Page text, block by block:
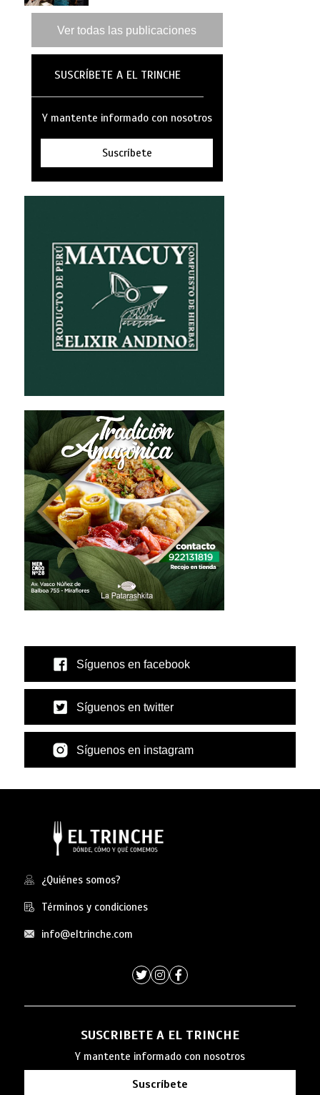
Ver todas las publicaciones
SUSCRÍBETE A EL TRINCHE
Y mantente informado con nosotros
Suscríbete
Síguenos en facebook
Síguenos en twitter
Síguenos en instagram
¿Quiénes somos?
Términos y condiciones
info@eltrinche.com
SUSCRIBETE A EL TRINCHE
Y mantente informado con nosotros
Suscríbete